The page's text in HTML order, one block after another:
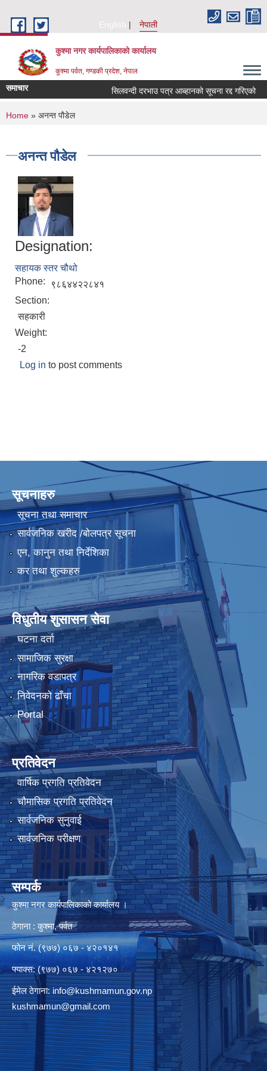
English
नेपाली
कुश्मा नगर कार्यपालिकाको कार्यालय
कुश्मा पर्वत, गण्डकी प्रदेश, नेपाल
समाचार सिलवन्दी दरभाउ पत्र आब्हानको सूचना रद्द गरिएको
You are here
Home » अनन्त पौडेल
अनन्त पौडेल
Designation:
सहायक स्तर चौथो
Phone:
९८६४४२२८४१
Section:
सहकारी
Weight:
-2
Log in to post comments
सूचनाहरु
सूचना तथा समाचार
सार्वजनिक खरीद /बोलपत्र सूचना
एन, कानुन तथा निर्देशिका
कर तथा शुल्कहरु
विधुतीय शुसासन सेवा
घटना दर्ता
सामाजिक सुरक्षा
नागरिक वडापत्र
निवेदनको ढाँचा
Portal
प्रतिवेदन
वार्षिक प्रगति प्रतिवेदन
चौमासिक प्रगति प्रतिवेदन
सार्वजनिक सुनुवाई
सार्वजनिक परीक्षण
सम्पर्क
कुश्मा नगर कार्यपालिकाको कार्यालय ।
ठेगाना : कुश्मा, पर्वत
फोन नं. (९७७) ०६७ - ४२०१४१
फ्याक्स: (९७७) ०६७ - ४२१२७०
ईमेल ठेगाना:info@kushmamun.gov.np
kushmamun@gmail.com